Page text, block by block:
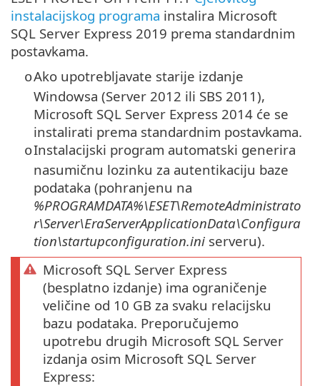
instalacijskog programa instalira Microsoft
SQL Server Express 2019 prema standardnim
postavkama.
oAko upotrebljavate starije izdanje
Windowsa (Server 2012 ili SBS 2011),
Microsoft SQL Server Express 2014 će se
instalirati prema standardnim postavkama.
oInstalacijski program automatski generira
nasumičnu lozinku za autentikaciju baze
podataka (pohranjenu na
%PROGRAMDATA%\ESET\RemoteAdministrato
r\Server\EraServerApplicationData\Configura
tion\startupconfiguration.ini serveru).
Microsoft SQL Server Express
(besplatno izdanje) ima ograničenje
veličine od 10 GB za svaku relacijsku
bazu podataka. Preporučujemo
upotrebu drugih Microsoft SQL Server
izdanja osim Microsoft SQL Server
Express: